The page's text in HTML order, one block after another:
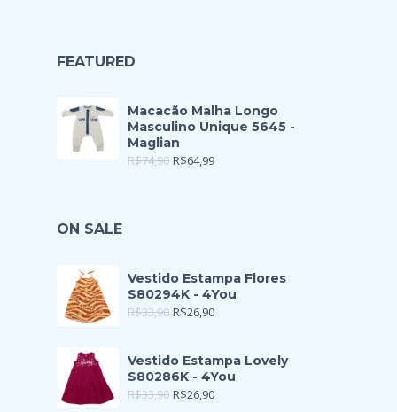
FEATURED
Macacão Malha Longo
Masculino Unique 5645 -
Maglian
R$74,90 R$64,99
ON SALE
Vestido Estampa Flores
S80294K - 4You
R$33,90 R$26,90
Vestido Estampa Lovely
S80286K - 4You
R$33,90 R$26,90